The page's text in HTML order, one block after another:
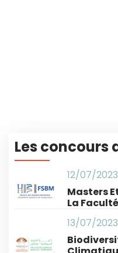
Les concours
12/07/2023
Masters
La
13/07/2023